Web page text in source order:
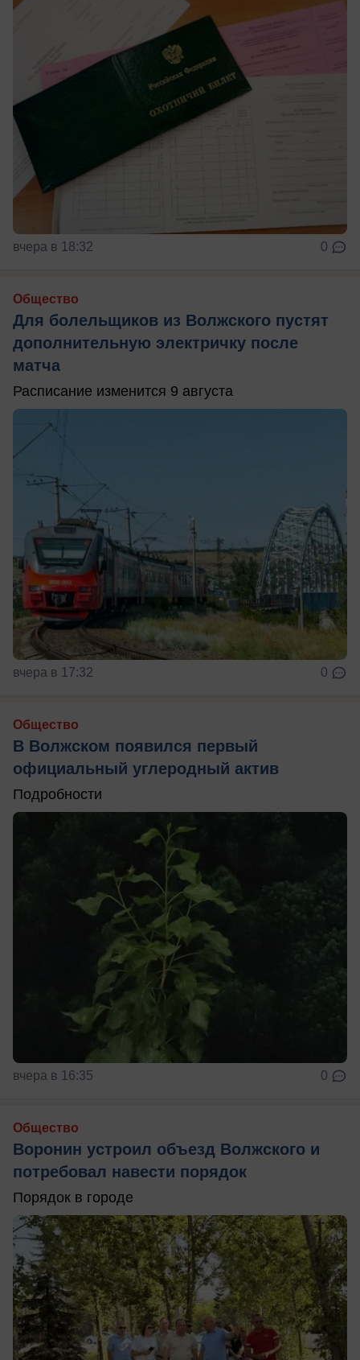
вчера в 18:32 0
Общество
Для болельщиков из Волжского пустят
дополнительную электричку после
матча
Расписание изменится 9 августа
вчера в 17:32 0
Общество
В Волжском появился первый
официальный углеродный актив
Подробности
вчера в 16:35 0
Общество
Воронин устроил объезд Волжского и
потребовал навести порядок
Порядок в городе